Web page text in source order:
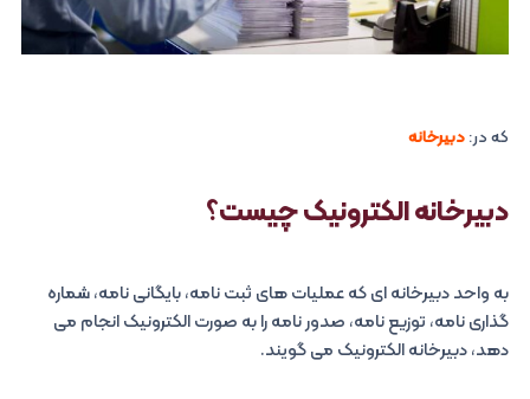
که در:دبیرخانه
دبیرخانه الکترونیک چیست؟
به واحد دبیرخانه ای که عملیات های ثبت نامه، بایگانی نامه، شماره
گذاری نامه، توزیع نامه، صدور نامه را به صورت الکترونیک انجام می
دهد، دبیرخانه الکترونیک می گویند.